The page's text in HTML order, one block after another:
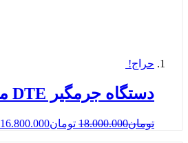
حراج!
دستگاه جرمگیر DTE مدلD5
تومان18.000.000 تومان16.800.000